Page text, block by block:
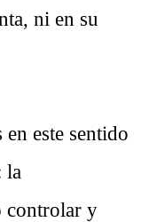
ni en su
este sentido
la
controlar y